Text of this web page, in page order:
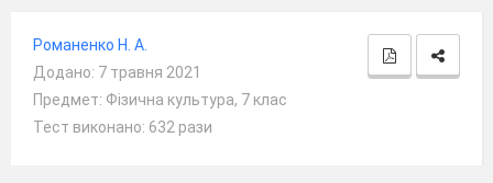
Романенко Н. А.
Додано: 7 травня 2021
Предмет: Фізична культура, 7 клас
Тест виконано: 632 рази